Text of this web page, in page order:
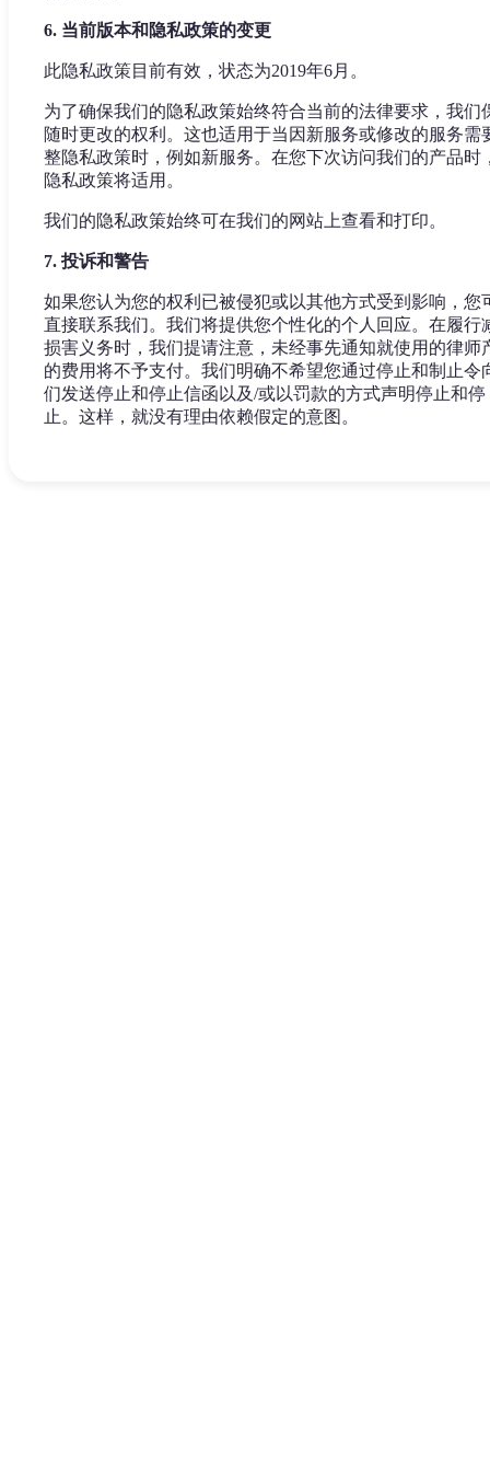
6. 当前版本和隐私政策的变更
此隐私政策目前有效，状态为2019年6月。
为了确保我们的隐私政策始终符合当前的法律要求，我们
随时更改的权利。这也适用于当因新服务或修改的服务需
整隐私政策时，例如新服务。在您下次访问我们的产品时
隐私政策将适用。
我们的隐私政策始终可在我们的网站上查看和打印。
7. 投诉和警告
如果您认为您的权利已被侵犯或以其他方式受到影响，您
直接联系我们。我们将提供您个性化的个人回应。在履行
损害义务时，我们提请注意，未经事先通知就使用的律师
的费用将不予支付。我们明确不希望您通过停止和制止令
们发送停止和停止信函以及/或以罚款的方式声明停止和停
止。这样，就没有理由依赖假定的意图。